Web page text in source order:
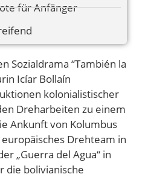
für Anfänger
Sozialdrama “También la
Icíar Bollaín
kolonialistischer
Dreharbeiten zu einem
Ankunft von Kolumbus
Drehteam in
„Guerra del Agua“ in
die bolivianische